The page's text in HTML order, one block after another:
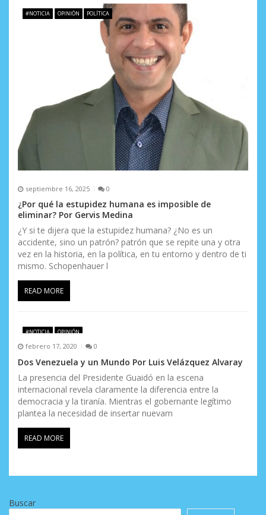
a#NOTICIA OPINIÓN POLÍTICA
septiembre 16, 2025 0
¿Por qué la estupidez humana es imposible de
eliminar? Por Gervis Medina
¿Y si te dijera que la estupidez humana? ¿No es un
accidente, sino un patrón? patrón que se repite una y otra
vez en la historia, en la política, en tu entorno y dentro de ti
mismo. Schopenhauer l
READ MORE
#NOTICIA OPINIÓN
febrero 17, 2020 0
Dos Venezuela y un Mundo Por Luis Velázquez Alvaray
La presencia del Presidente Guaidó en la escena
internacional revela claramente la diferencia entre la
democracia y la tiranía. Mientras el gobernante legítimo
plantea la necesidad de insertar nuevam
READ MORE
Buscar